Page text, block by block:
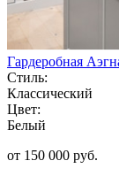
Гардеробная
Стиль:
Классический
Цвет:
Белый
от 150 000 руб.